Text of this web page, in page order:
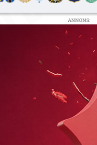
ANNONS: